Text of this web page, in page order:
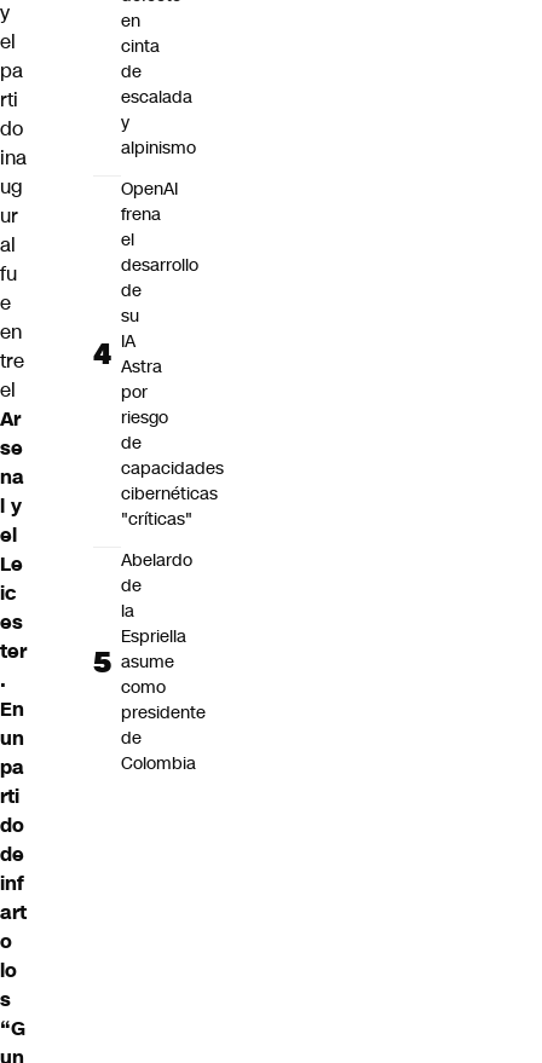
y
el
pa
rti
do
ina
ug
ur
al
fu
e
en
tre
el
Ar
se
na
l y
el
Le
ic
es
ter
.
En
un
pa
rti
do
de
inf
art
o
lo
s
“G
un
en
cinta
de
escalada
y
alpinismo
OpenAI
frena
el
desarrollo
de
su
IA
Astra
por
riesgo
de
capacidades
cibernéticas
"críticas"
Abelardo
de
la
Espriella
asume
como
presidente
de
Colombia